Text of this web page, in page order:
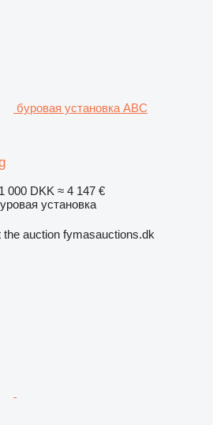
буровая установка ABC
000 DKK ≈ 4 147 €
установка
auction fymasauctions.dk